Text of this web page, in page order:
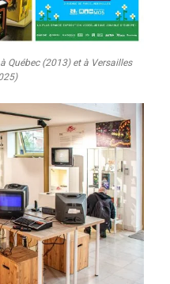
Québec (2013) et à Versailles